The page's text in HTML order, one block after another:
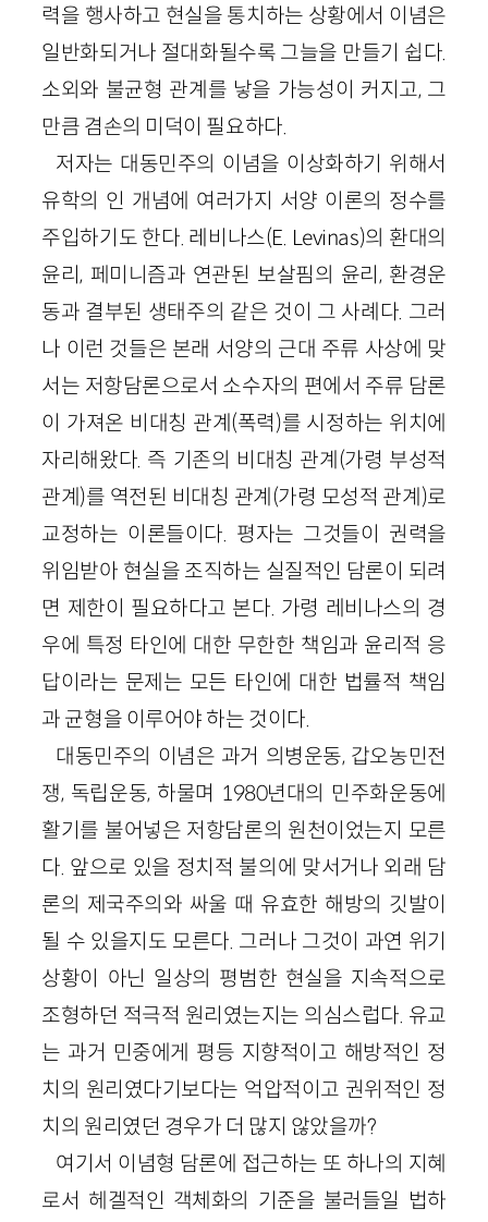
력을 행사하고 현실을 통치하는 상황에서 이념은
일반화되거나 절대화될수록 그늘을 만들기 쉽다.
소외와 불균형 관계를 낳을 가능성이 커지고, 그
만큼 겸손의 미덕이 필요하다.
저자는 대동민주의 이념을 이상화하기 위해서
유학의 인 개념에 여러가지 서양 이론의 정수를
주입하기도 한다. 레비나스(E. Levinas)의 환대의
윤리, 페미니즘과 연관된 보살핌의 윤리, 환경운
동과 결부된 생태주의 같은 것이 그 사례다. 그러
나 이런 것들은 본래 서양의 근대 주류 사상에 맞
서는 저항담론으로서 소수자의 편에서 주류 담론
이 가져온 비대칭 관계(폭력)를 시정하는 위치에
자리해왔다. 즉 기존의 비대칭 관계(가령 부성적
관계)를 역전된 비대칭 관계(가령 모성적 관계)로
교정하는 이론들이다. 평자는 그것들이 권력을
위임받아 현실을 조직하는 실질적인 담론이 되려
면 제한이 필요하다고 본다. 가령 레비나스의 경
우에 특정 타인에 대한 무한한 책임과 윤리적 응
답이라는 문제는 모든 타인에 대한 법률적 책임
과 균형을 이루어야 하는 것이다.
대동민주의 이념은 과거 의병운동, 갑오농민전
쟁, 독립운동, 하물며 1980년대의 민주화운동에
활기를 불어넣은 저항담론의 원천이었는지 모른
다. 앞으로 있을 정치적 불의에 맞서거나 외래 담
론의 제국주의와 싸울 때 유효한 해방의 깃발이
될 수 있을지도 모른다. 그러나 그것이 과연 위기
상황이 아닌 일상의 평범한 현실을 지속적으로
조형하던 적극적 원리였는지는 의심스럽다. 유교
는 과거 민중에게 평등 지향적이고 해방적인 정
치의 원리였다기보다는 억압적이고 권위적인 정
치의 원리였던 경우가 더 많지 않았을까?
여기서 이념형 담론에 접근하는 또 하나의 지혜
로서 헤겔적인 객체화의 기준을 불러들일 법하